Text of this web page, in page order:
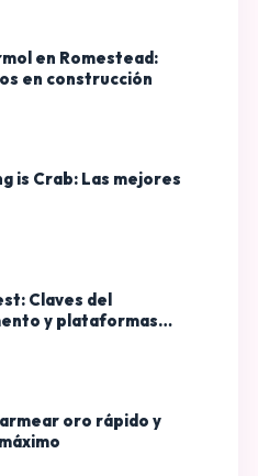
en Romestead:
en construcción
is Crab: Las mejores
Claves del
y plataformas
oro rápido y